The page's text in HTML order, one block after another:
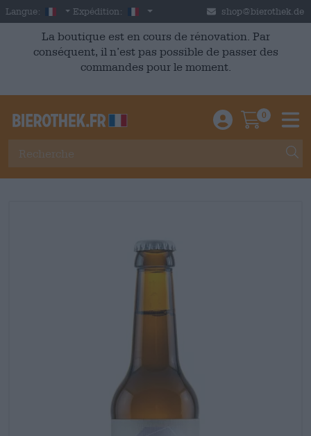
Skip to main content
Langue: French
Expédition: France shop@bierothek.de
La boutique est en cours de rénovation. Par
conséquent, il n’est pas possible de passer des
commandes pour le moment.
Einloggen /
0